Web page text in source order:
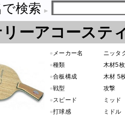
検索
リーアコーステ
● メーカー名
ニッタ
●種類
木材5枚
●合板構成
木材 5
●戦型
攻撃
●スピード
ミッド
●打球感
ミドル